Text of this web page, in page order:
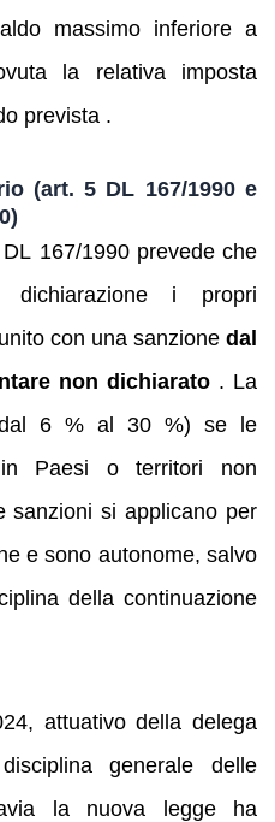
massimo inferiore a
la relativa imposta
prevista .
(art. 5 DL 167/1990 e
167/1990 prevede che
i propri
con una sanzione dal
non dichiarato. La
6 % al 30 %) se le
Paesi o territori non
sanzioni si applicano per
e sono autonome, salvo
della continuazione
attuativo della delega
generale delle
la nuova legge ha